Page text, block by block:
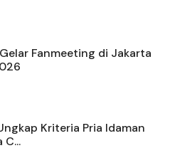
Fanmeeting di Jakarta
Kriteria Pria Idaman
C...